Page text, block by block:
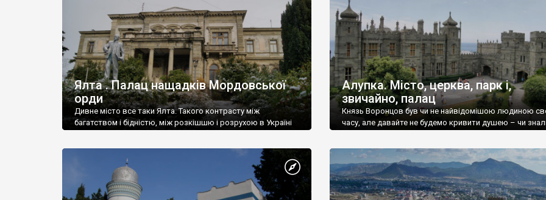
Ялта . Палац нащадків Мордовської
орди
Дивне місто все таки Ялта. Такого контрасту між
багатством і бідністю, між розкішшю і розрухою в Україні
Алупка. Місто, церква, парк і,
звичайно, палац
Князь Воронцов був чи не найвідомішою людиною
часу, але давайте не будемо кривити душею – чи